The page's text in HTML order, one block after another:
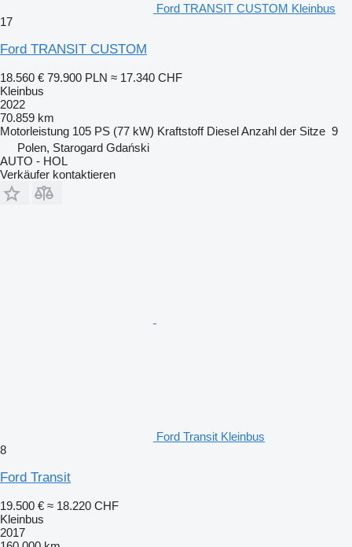
Ford TRANSIT CUSTOM Kleinbus
17
Ford TRANSIT CUSTOM
18.560 € 79.900 PLN ≈ 17.340 CHF
Kleinbus
2022
70.859 km
Motorleistung 105 PS (77 kW) Kraftstoff DieselAnzahl der Sitze 9
Polen, Starogard Gdański
AUTO - HOL
Verkäufer kontaktieren
Ford Transit Kleinbus
8
Ford Transit
19.500 € ≈ 18.220 CHF
Kleinbus
2017